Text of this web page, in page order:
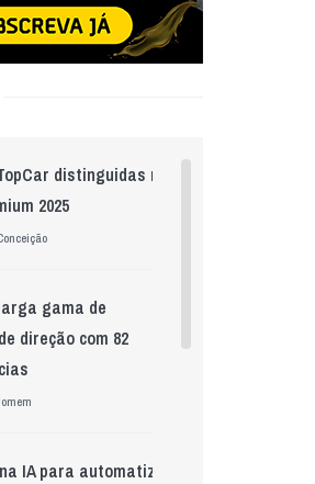
distinguidas na
2025
gama de
direção com 82
IA para automatizar